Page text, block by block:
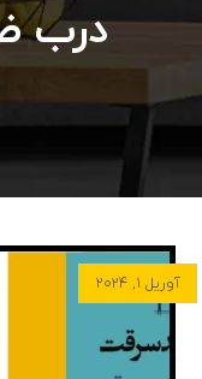
درب
آوریل ۱, ۲۰۲۴